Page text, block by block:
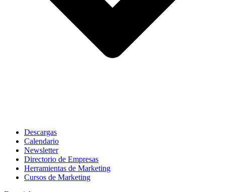
Descargas
Calendario
Newsletter
Directorio de Empresas
Herramientas de Marketing
Cursos de Marketing